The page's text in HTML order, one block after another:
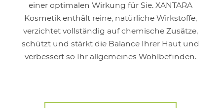
einer optimalen Wirkung für Sie. XANTARA
Kosmetik enthält reine, natürliche Wirkstoffe,
verzichtet vollständig auf chemische Zusätze,
schützt und stärkt die Balance Ihrer Haut und
verbessert so Ihr allgemeines Wohlbeﬁnden.